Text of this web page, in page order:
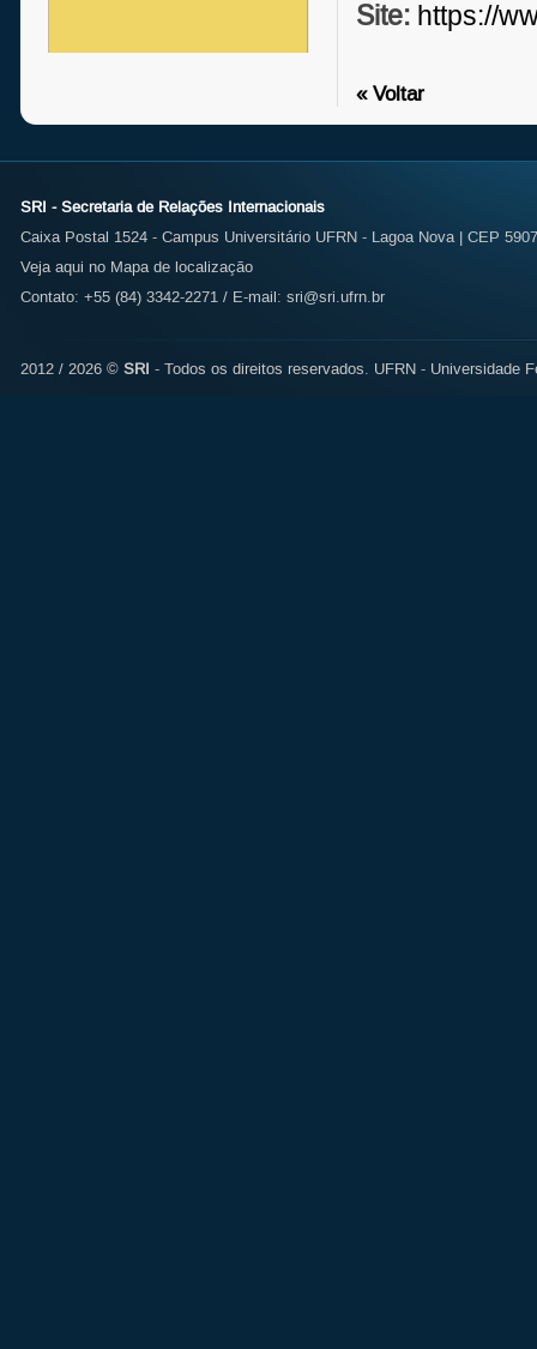
Site: https://
« Voltar
SRI - Secretaria de Relações Internacionais
Caixa Postal 1524 - Campus Universitário UFRN - Lagoa Nova | CEP
Veja aqui no Mapa de localização
Contato: +55 (84) 3342-2271 / E-mail: sri@sri.ufrn.br
2012 / 2026 © SRI - Todos os direitos reservados. UFRN - Universidade